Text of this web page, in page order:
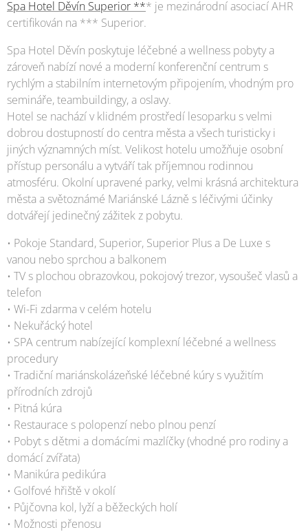
Spa Hotel Děvín Superior *** je mezinárodní asociací AHR
certifikován na *** Superior.
Spa Hotel Děvín poskytuje léčebné a wellness pobyty a
zároveň nabízí nové a moderní konferenční centrum s
rychlým a stabilním internetovým připojením, vhodným pro
semináře, teambuildingy, a oslavy.
Hotel se nachází v klidném prostředí lesoparku s velmi
dobrou dostupností do centra města a všech turisticky i
jiných významných míst. Velikost hotelu umožňuje osobní
přístup personálu a vytváří tak příjemnou rodinnou
atmosféru. Okolní upravené parky, velmi krásná architektura
města a světoznámé Mariánské Lázně s léčivými účinky
dotvářejí jedinečný zážitek z pobytu.
• Pokoje Standard, Superior, Superior Plus a De Luxe s
vanou nebo sprchou a balkonem
• TV s plochou obrazovkou, pokojový trezor, vysoušeč vlasů a
telefon
• Wi-Fi zdarma v celém hotelu
• Nekuřácký hotel
• SPA centrum nabízející komplexní léčebné a wellness
procedury
• Tradiční mariánskolázeňské léčebné kúry s využitím
přírodních zdrojů
• Pitná kúra
• Restaurace s polopenzí nebo plnou penzí
• Pobyt s dětmi a domácími mazlíčky (vhodné pro rodiny a
domácí zvířata)
• Manikúra pedikúra
• Golfové hřiště v okolí
• Půjčovna kol, lyží a běžeckých holí
• Možnosti přenosu